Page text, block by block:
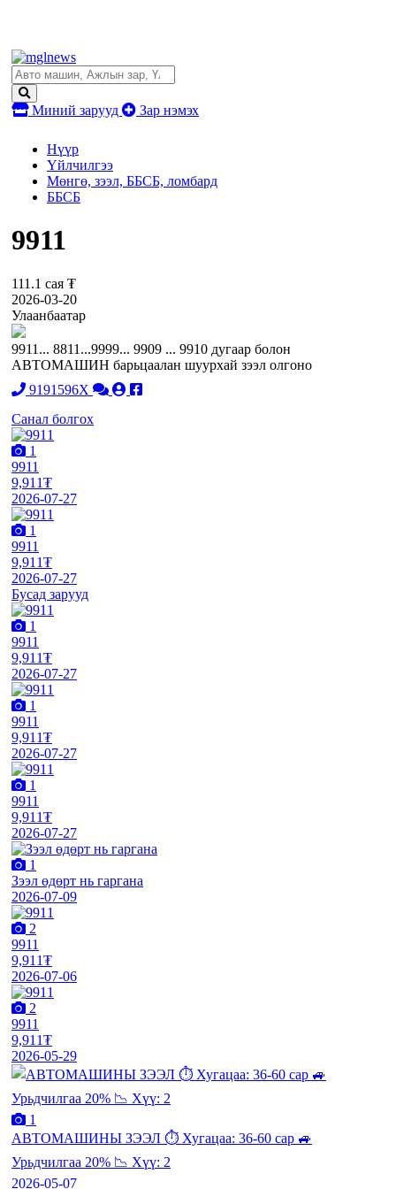
Миний зарууд Зар нэмэх
Нүүр
Үйлчилгээ
Мөнгө, зээл, ББСБ, ломбард
ББСБ
9911
111.1 сая ₮
2026-03-20
Улаанбаатар
9911... 8811...9999... 9909 ... 9910 дугаар болон
АВТОМАШИН барьцаалан шуурхай зээл олгоно
9191596X
Санал болгох
1
9911
9,911₮
2026-07-27
1
9911
9,911₮
2026-07-27
Бусад зарууд
1
9911
9,911₮
2026-07-27
1
9911
9,911₮
2026-07-27
1
9911
9,911₮
2026-07-27
1
Зээл өдөрт нь гаргана
2026-07-09
2
9911
9,911₮
2026-07-06
2
9911
9,911₮
2026-05-29
1
АВТОМАШИНЫ ЗЭЭЛ ⏱️ Хугацаа: 36-60 сар 🚙
Урьдчилгаа 20% 📉 Хүү: 2
2026-05-07